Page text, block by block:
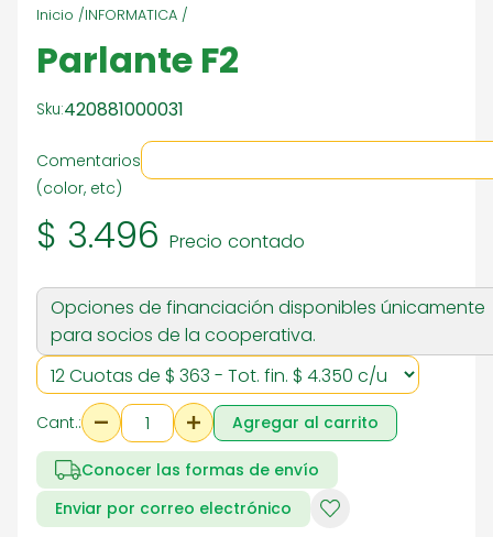
Inicio /INFORMATICA /
Parlante F2
Sku:420881000031
Comentarios
(color, etc)
$ 3.496 Precio contado
Opciones de financiación disponibles únicamente
para socios de la cooperativa.
Cant.: Agregar al carrito
Conocer las formas de envío
Enviar por correo electrónico